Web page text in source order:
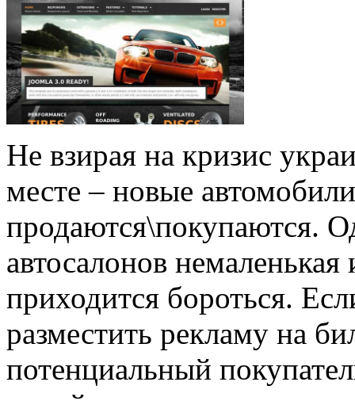
Не взирая на кризис
месте – новые
продаются\покупаются.
автосалонов
приходится бороться.
разместить рекламу на
потенциальный